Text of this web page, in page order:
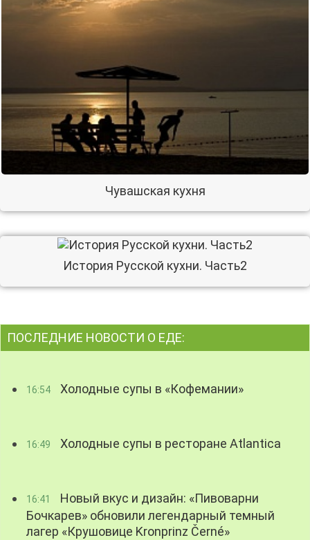
Чувашская кухня
История Русской кухни. Часть2
ПОСЛЕДНИЕ НОВОСТИ О ЕДЕ:
16:54 Холодные супы в «Кофемании»
16:49 Холодные супы в ресторане Atlantica
16:41
Новый вкус и дизайн: «Пивоварни
Бочкарев» обновили легендарный темный
лагер «Крушовице Kronprinz Černé»